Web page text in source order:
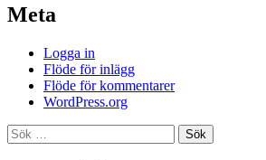
Meta
Logga in
Flöde för inlägg
Flöde för kommentarer
WordPress.org
Sök
efter: